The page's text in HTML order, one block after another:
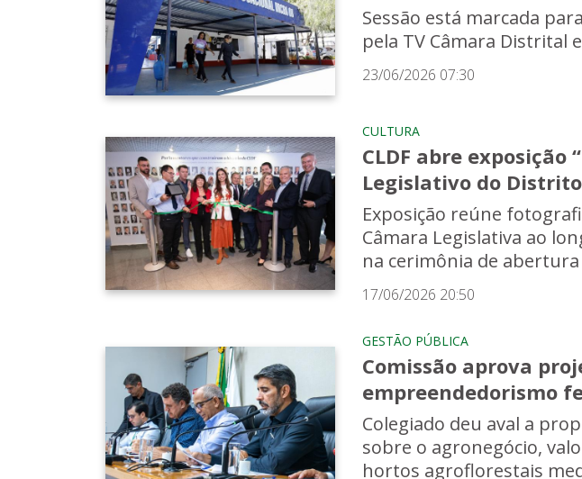
Sessão está marcada
pela TV Câmara Distrital
23/06/2026 07:30
CULTURA
CLDF abre exposição
Legislativo do
Exposição reúne
Câmara Legislativa ao
na cerimônia de abertura
17/06/2026 20:50
GESTÃO PÚBLICA
Comissão aprova
empreendedorismo
Colegiado deu aval a
sobre o agronegócio,
hortos agroflorestais